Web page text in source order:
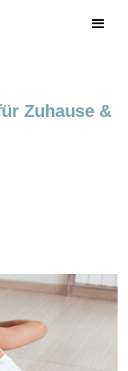
Zuhause &